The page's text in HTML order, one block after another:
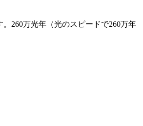
260万光年（光のスピードで260万年